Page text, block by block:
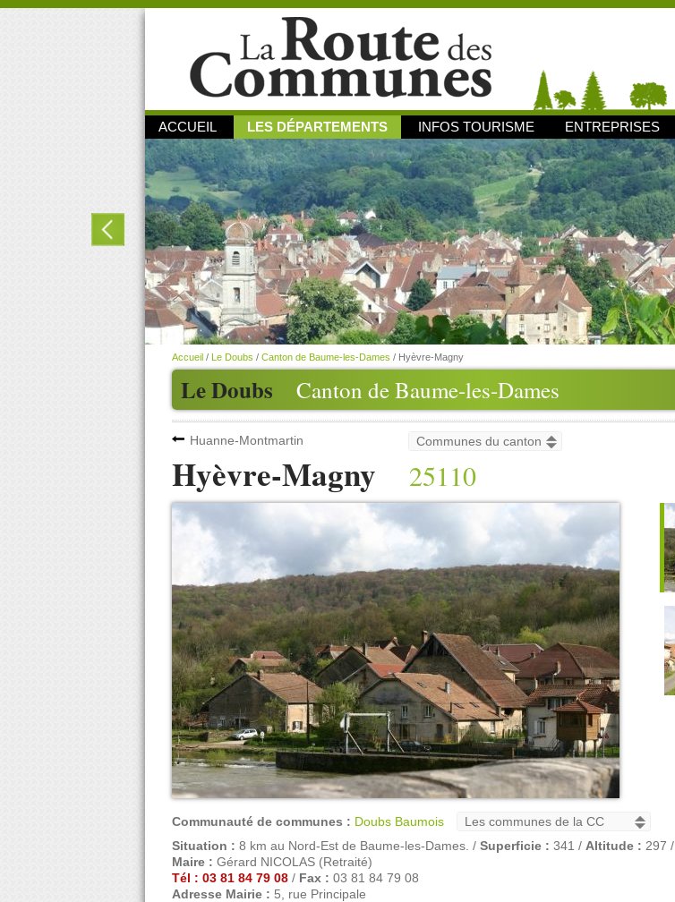
ACCUEIL LES DÉPARTEMENTS INFOS TOURISME ENTREPRISES
Le Doubs Canton de Baume-les-Dames
Accueil / Le Doubs / Canton de Baume-les-Dames / Hyèvre-Magny
Huanne-Montmartin
Hyèvre-Magny 25110
Communauté de communes : Doubs Baumois
Situation : 8 km au Nord-Est de Baume-les-Dames. / Superficie : 341 / Altitude : 297 /
Maire : Gérard NICOLAS (Retraité)
Tél : 03 81 84 79 08 / Fax : 03 81 84 79 08
Adresse Mairie : 5, rue Principale